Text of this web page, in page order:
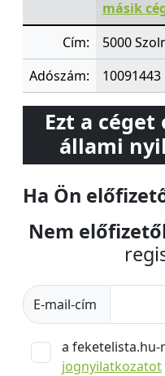
másik
Cím:
5000
Adószám:
10091443
Ezt a
állami
Ha Ön
Nem
E-mail-cím
a
jognyilatkozatot